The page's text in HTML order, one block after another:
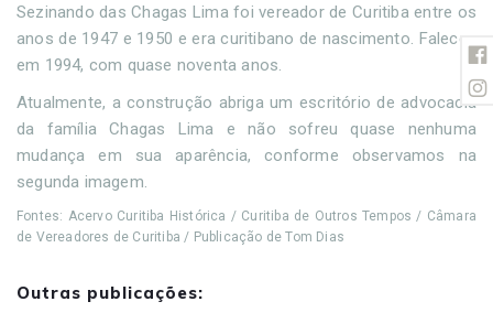
Sezinando das Chagas Lima foi vereador de Curitiba entre os
anos de 1947 e 1950 e era curitibano de nascimento. Faleceu
em 1994, com quase noventa anos.
Atualmente, a construção abriga um escritório de advocacia
da família Chagas Lima e não sofreu quase nenhuma
mudança em sua aparência, conforme observamos na
segunda imagem.
Fontes: Acervo Curitiba Histórica / Curitiba de Outros Tempos / Câmara
de Vereadores de Curitiba / Publicação de Tom Dias
Outras publicações: